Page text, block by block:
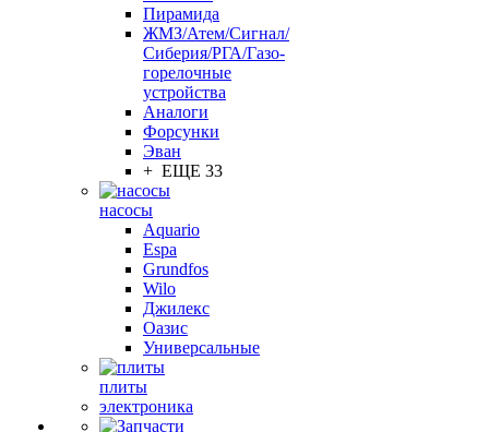
Пирамида
ЖМЗ/Атем/Сигнал/
Сиберия/РГА/Газо-
горелочные
устройства
Aналоги
Форсунки
Эван
+ ЕЩЕ 33
насосы
Aquario
Espa
Grundfos
Wilo
Джилекс
Оазис
Универсальные
плиты
электроника